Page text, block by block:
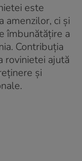
este
amenzilor, ci și
îmbunătățire a
Contribuția
rovinietei ajută
și